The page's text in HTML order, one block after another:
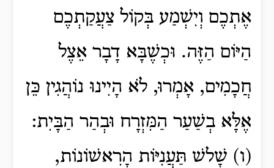
אֶתְכֶם וְיִשְׁמַע בְּקוֹל צַעֲקַתְכֶם
הַיּוֹם הַזֶּה. וּכְשֶׁבָּא דָבָר אֵצֶל
חֲכָמִים, אָמְרוּ, לֹא הָיִינוּ נוֹהֲגִין כֵּן
אֶלָּא בְשַׁעַר הַמִּזְרָח וּבְהַר הַבָּיִת:
(ו) שָׁלשׁ תַּעֲנִיּוֹת הָרִאשׁוֹנוֹת,